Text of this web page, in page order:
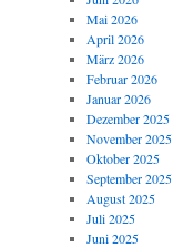
Mai 2026
April 2026
März 2026
Februar 2026
Januar 2026
Dezember 2025
November 2025
Oktober 2025
September 2025
August 2025
Juli 2025
Juni 2025